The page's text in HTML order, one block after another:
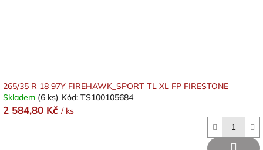
265/35 R 18 97Y FIREHAWK_SPORT TL XL FP FIRESTONE
Skladem (6 ks) Kód: TS100105684
2 584,80 Kč / ks